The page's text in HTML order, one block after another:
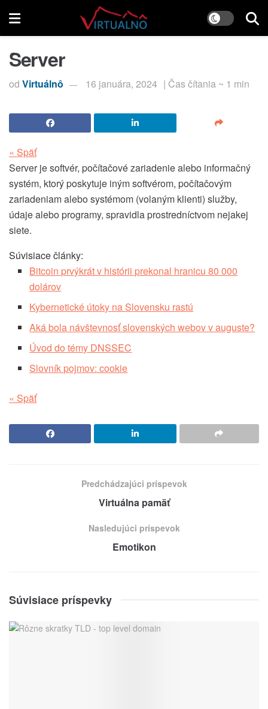
Server
od Virtuálnô 16 januára, 2024 | Čas čítania ~ 1 min
« Späť
Server je softvér, počítačové zariadenie alebo informačný
systém, ktorý poskytuje iným softvérom, počítačovým
zariadeniam alebo systémom (volaným klienti) služby,
údaje alebo programy, spravidla prostredníctvom nejakej
siete.
Súvisiace články:
Bitcoin prvýkrát v histórii prekonal hranicu 80 000
dolárov
Kybernetické útoky na Slovensku rastú
Aká bola návštevnosť slovenských webov v auguste?
Úvod do témy DNSSEC
Slovník pojmov: cookie
« Späť
Predchádzajúci príspevok
Virtuálna pamäť
Nasledujúci príspevok
Emotikon
Súvisiace príspevky